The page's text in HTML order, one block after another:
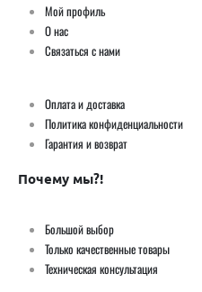
Мой профиль
О нас
Связаться с нами
Оплата и доставка
Политика конфиденциальности
Гарантия и возврат
Почему мы?!
Большой выбор
Только качественные товары
Техническая консультация